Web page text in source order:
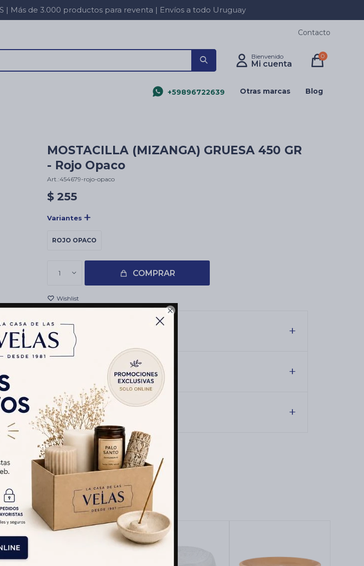

| Más de 3.000 productos para reventa | Envíos a todo Uruguay
+59896722639 Otras marcas Blog
0
Contacto
MOSTACILLA (MIZANGA) GRUESA 450 GR
- Rojo Opaco
454679-rojo-opaco
$ 255
Variantes
ROJO OPACO
1 COMPRAR
Envíos
Cambios y Devoluciones
Medios de pago
te pueden interesar